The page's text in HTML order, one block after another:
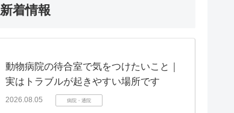
新着情報
動物病院の待合室で気をつけたいこと｜
実はトラブルが起きやすい場所です
2026.08.05 病院・通院